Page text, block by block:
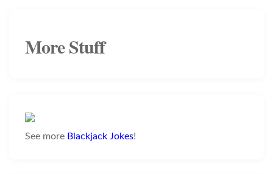
More Stuff
See more Blackjack Jokes!